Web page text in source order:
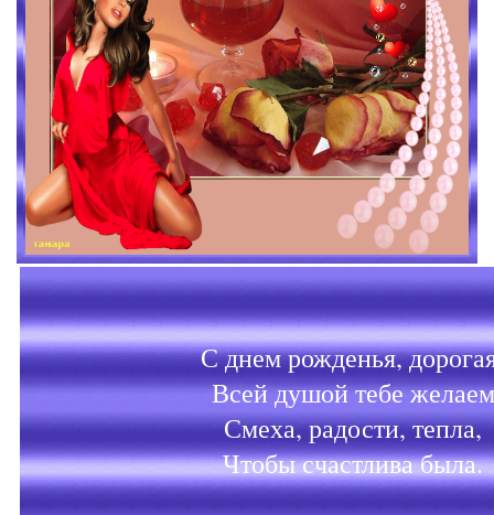
С днем рожденья,
Всей душой тебе желаем
Смеха, радости, тепла,
Чтобы счастлива была.